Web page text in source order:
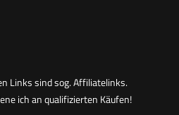
Links sind sog. Affiliatelinks.
ich an qualifizierten Käufen!